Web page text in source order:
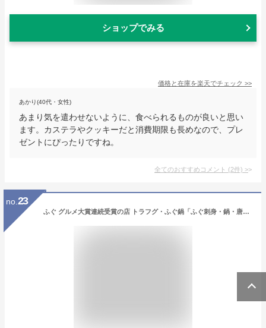
ショップでみる
価格と在庫を楽天でチェック >>
あかり(40代・女性)
あまり気を遣わせないように、食べられるものが良いと思い
ます。カステラやクッキーだと消費期限も長めなので、プレ
ゼントにぴったりですね。
全てのおすすめコメント (2件) >
no. 23
ふぐ グルメ大賞連続受賞の店 トラフグ・ふぐ鍋「ふぐ刺身・鍋・唐揚セット7-8人前／超冷」【プレゼント・お祝い・内祝】【あす楽対応】お歳暮 【ギフト】【楽ギフ_のし】【てっちり・てっさ・ふぐ唐揚げ】